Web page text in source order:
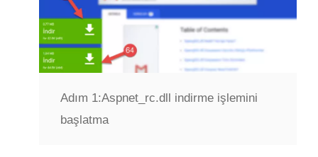
Adım 1:Aspnet_rc.dll indirme işlemini
başlatma